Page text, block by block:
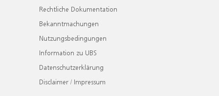
Rechtliche Dokumentation
Bekanntmachungen
Nutzungsbedingungen
Information zu UBS
Datenschutzerklärung
Disclaimer / Impressum